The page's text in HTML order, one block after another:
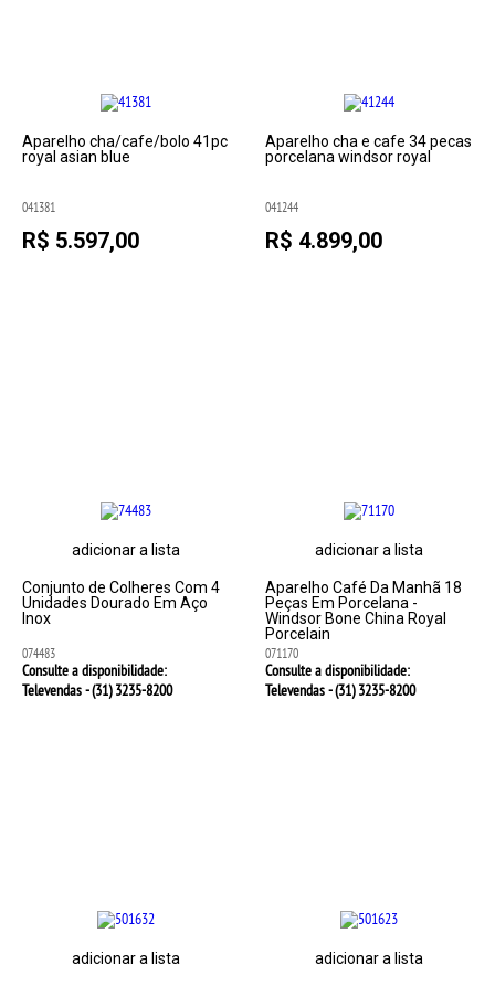
Aparelho cha/cafe/bolo 41pc
royal asian blue
041381
R$ 5.597,00
Aparelho cha e cafe 34 pecas
porcelana windsor royal
041244
R$ 4.899,00
adicionar a lista
Conjunto de Colheres Com 4
Unidades Dourado Em Aço
Inox
074483
Consulte a disponibilidade:
Televendas - (31)3235-8200
adicionar a lista
Aparelho Café Da Manhã 18
Peças Em Porcelana -
Windsor Bone China Royal
Porcelain
071170
Consulte a disponibilidade:
Televendas - (31)3235-8200
adicionar a lista adicionar a lista